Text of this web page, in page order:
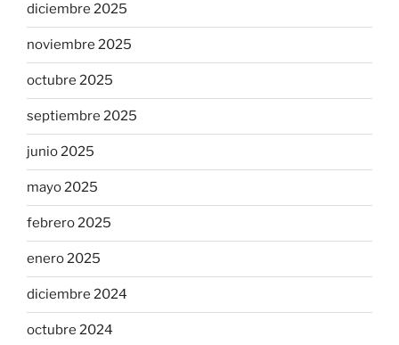
diciembre 2025
noviembre 2025
octubre 2025
septiembre 2025
junio 2025
mayo 2025
febrero 2025
enero 2025
diciembre 2024
octubre 2024